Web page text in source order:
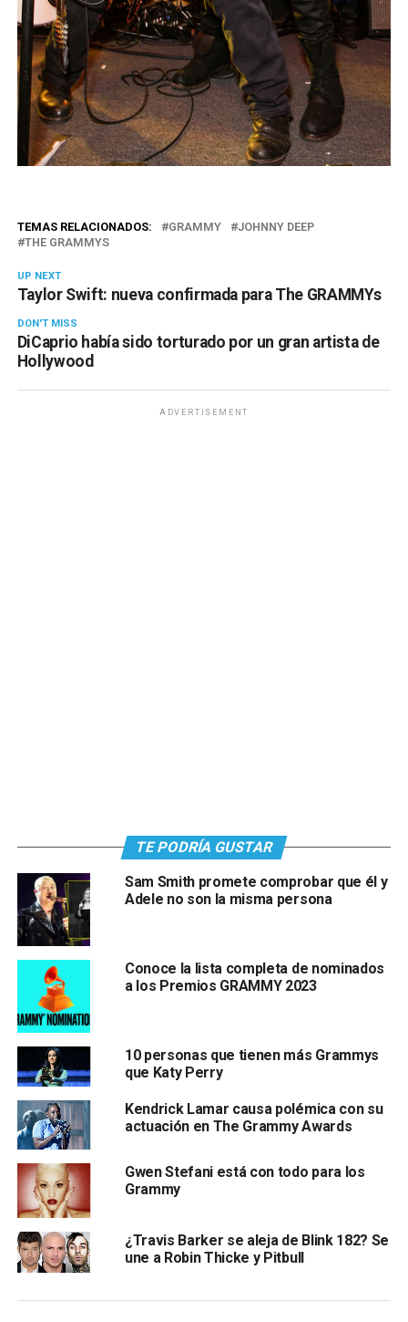
TEMAS RELACIONADOS: GRAMMY
JOHNNY DEEP
THE GRAMMYS
UP NEXT
Taylor Swift: nueva confirmada para The GRAMMYs
DON'T MISS
DiCaprio había sido torturado por un gran artista de
Hollywood
ADVERTISEMENT
TE PODRÍA GUSTAR
Sam Smith promete comprobar que él y
Adele no son la misma persona
Conoce la lista completa de nominados
a los Premios GRAMMY 2023
10 personas que tienen más Grammys
que Katy Perry
Kendrick Lamar causa polémica con su
actuación en The Grammy Awards
Gwen Stefani está con todo para los
Grammy
¿Travis Barker se aleja de Blink 182? Se
une a Robin Thicke y Pitbull